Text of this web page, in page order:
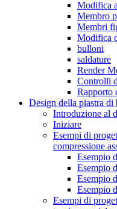
Modifica
Membro
Membri
Modifica
bulloni
saldature
Render
Controlli
Rapporto
Design della piastra di
Introduzione al
Iniziare
Esempi di
compressione
Esempio
Esempio
Esempio
Esempio
Esempi di